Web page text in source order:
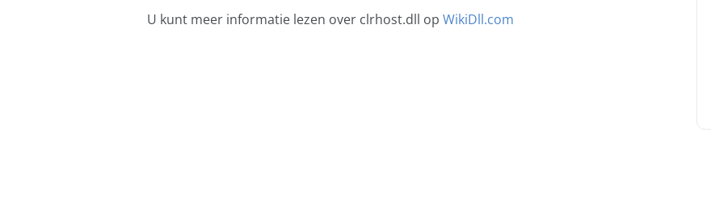
U kunt meer informatie lezen over clrhost.dll op WikiDll.com